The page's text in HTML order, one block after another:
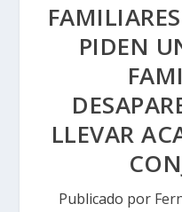
PIDEN
LLEVAR
Publicado por